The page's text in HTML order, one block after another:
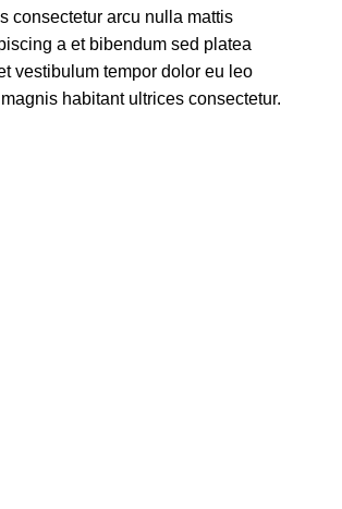
consectetur arcu nulla mattis
a et bibendum sed platea
vestibulum tempor dolor eu leo
habitant ultrices consectetur.